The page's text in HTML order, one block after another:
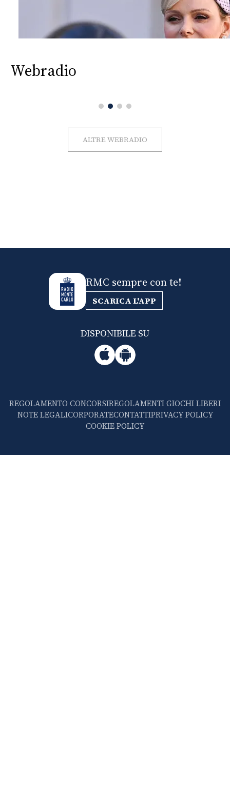
Webradio
ALTRE WEBRADIO
RMC sempre con te!
SCARICA L'APP
DISPONIBILE SU
REGOLAMENTO CONCORSIREGOLAMENTI GIOCHI LIBERI
NOTE LEGALICORPORATECONTATTIPRIVACY POLICY
COOKIE POLICY